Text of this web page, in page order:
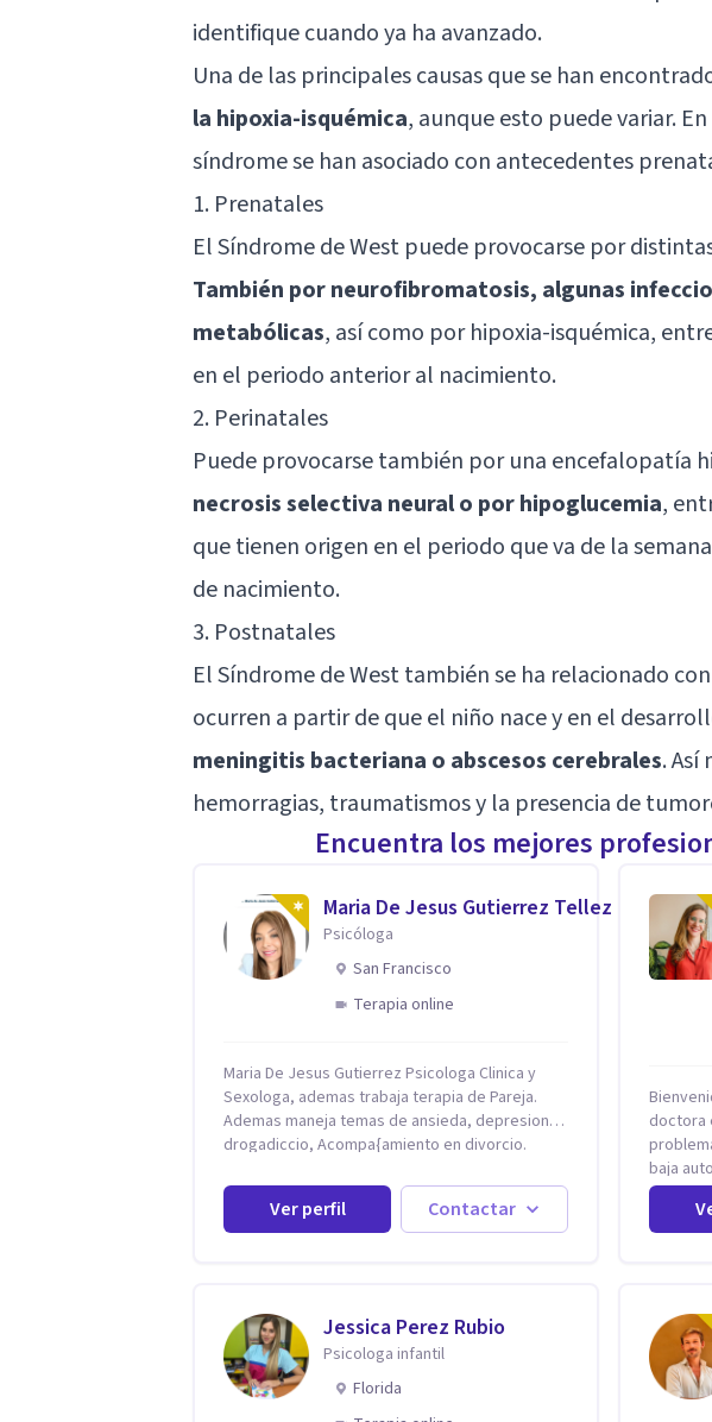
identifique cuando ya ha avanzado.
Una de las principales causas que se han
la hipoxia-isquémica, aunque esto puede variar.
síndrome se han asociado con antecedentes
1. Prenatales
El Síndrome de West puede provocarse por
También por neurofibromatosis, algunas
metabólicas, así como por hipoxia-isquémica,
en el periodo anterior al nacimiento.
2. Perinatales
Puede provocarse también por una encefalopatía
necrosis selectiva neural o por hipoglucemia,
que tienen origen en el periodo que va de la
de nacimiento.
3. Postnatales
El Síndrome de West también se ha relacionado
ocurren a partir de que el niño nace y en el
meningitis bacteriana o abscesos cerebrales. Así
hemorragias, traumatismos y la presencia de
Encuentra los mejores
Maria De Jesus Gutierrez Tellez
Psicóloga
San Francisco
Terapia online
Maria De Jesus Gutierrez Psicologa Clinica y
Sexologa, ademas trabaja terapia de Pareja.
Ademas maneja temas de ansieda, depresion,
drogadiccio, Acompa{amiento en divorcio.
años de experiencia, constantemente
capacitandose en las diferntes areas de la
Salud Mental.
Ver perfil Contactar
Bienvenida/o! Soy magister
doctora
baja
para el
Jessica Perez Rubio
Psicologa infantil
Florida